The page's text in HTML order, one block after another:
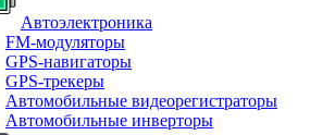
Автоэлектроника
FM-модуляторы
GPS-навигаторы
GPS-трекеры
Автомобильные видеорегистраторы
Автомобильные инверторы